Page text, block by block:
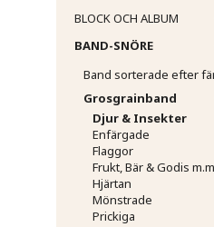
BLOCK OCH ALBUM
BAND-SNÖRE
Band sorterade efter
Grosgrainband
Djur & Insekter
Enfärgade
Flaggor
Frukt, Bär & Godis
Hjärtan
Mönstrade
Prickiga